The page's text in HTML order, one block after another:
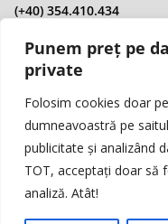
Punem preț pe
private
Folosim cookies doar
dumneavoastră pe
publicitate și analizând
TOT, acceptați doar să
analiză. Atât!
(+40) 354.410.434
Email:
Website: